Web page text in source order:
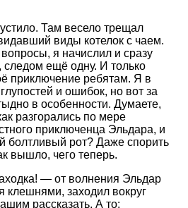
Там весело трещал
виды котелок с чаем.
я начислил и сразу
следом ещё одну. И только
приключение ребятам. Я в
и ошибок, но вот за
в особенности. Думаете,
разгорались по мере
приключенца Эльдара, и
болтливый рот? Даже спорить
вышло, чего теперь.
— от волнения Эльдар
клешнями, заходил вокруг
рассказать. А то: